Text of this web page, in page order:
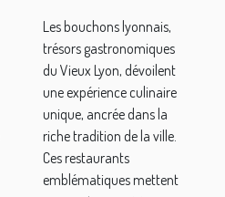
de
particulier à
un séjour
dans le
Vieux Lyon
?
Les bouchons lyonnais,
trésors gastronomiques
du Vieux Lyon, dévoilent
une expérience culinaire
unique, ancrée dans la
riche tradition de la ville.
Ces restaurants
emblématiques mettent